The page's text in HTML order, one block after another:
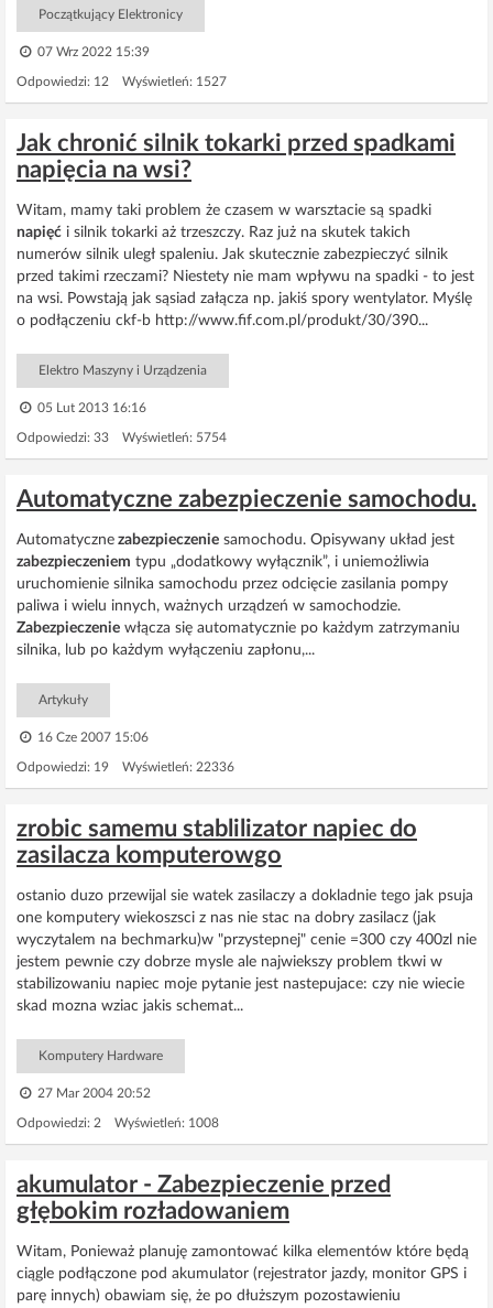
Początkujący Elektronicy
07 Wrz 2022 15:39
Odpowiedzi: 12 Wyświetleń: 1527
Jak chronić silnik tokarki przed spadkami
napięcia na wsi?
Witam, mamy taki problem że czasem w warsztacie są spadki
napięć i silnik tokarki aż trzeszczy. Raz już na skutek takich
numerów silnik uległ spaleniu. Jak skutecznie zabezpieczyć silnik
przed takimi rzeczami? Niestety nie mam wpływu na spadki - to jest
na wsi. Powstają jak sąsiad załącza np. jakiś spory wentylator. Myślę
o podłączeniu ckf-b http://www.fif.com.pl/produkt/30/390...
Elektro Maszyny i Urządzenia
05 Lut 2013 16:16
Odpowiedzi: 33 Wyświetleń: 5754
Automatyczne zabezpieczenie samochodu.
Automatyczne zabezpieczenie samochodu. Opisywany układ jest
zabezpieczeniem typu „dodatkowy wyłącznik”, i uniemożliwia
uruchomienie silnika samochodu przez odcięcie zasilania pompy
paliwa i wielu innych, ważnych urządzeń w samochodzie.
Zabezpieczenie włącza się automatycznie po każdym zatrzymaniu
silnika, lub po każdym wyłączeniu zapłonu,...
Artykuły
16 Cze 2007 15:06
Odpowiedzi: 19 Wyświetleń: 22336
zrobic samemu stablilizator napiec do
zasilacza komputerowgo
ostanio duzo przewijal sie watek zasilaczy a dokladnie tego jak psuja
one komputery wiekoszsci z nas nie stac na dobry zasilacz (jak
wyczytalem na bechmarku)w "przystepnej" cenie =300 czy 400zl nie
jestem pewnie czy dobrze mysle ale najwiekszy problem tkwi w
stabilizowaniu napiec moje pytanie jest nastepujace: czy nie wiecie
skad mozna wziac jakis schemat...
Komputery Hardware
27 Mar 2004 20:52
Odpowiedzi: 2 Wyświetleń: 1008
akumulator - Zabezpieczenie przed
głębokim rozładowaniem
Witam, Ponieważ planuję zamontować kilka elementów które będą
ciągle podłączone pod akumulator (rejestrator jazdy, monitor GPS i
parę innych) obawiam się, że po dłuższym pozostawieniu